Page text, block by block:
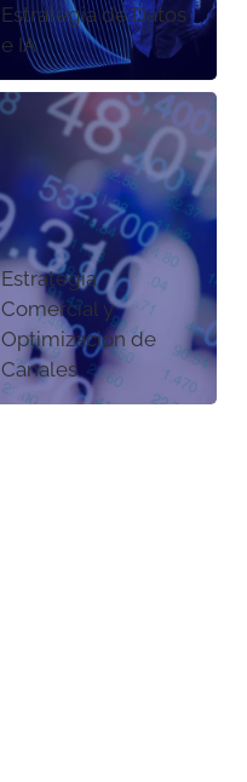
Estrategia de Datos
e IA
Estrategia
Comercial y
Optimización de
Canales